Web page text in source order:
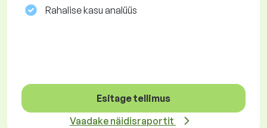
Rahalise kasu analüüs
Esitage tellimus
Vaadake näidisraportit